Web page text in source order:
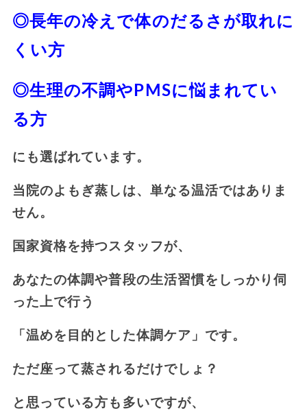
◎長年の冷えで体のだるさが取れに
くい方
◎生理の不調やPMSに悩まれてい
る方
にも選ばれています。
当院のよもぎ蒸しは、単なる温活ではありま
せん。
国家資格を持つスタッフが、
あなたの体調や普段の生活習慣をしっかり伺
った上で行う
「温めを目的とした体調ケア」です。
ただ座って蒸されるだけでしょ？
と思っている方も多いですが、